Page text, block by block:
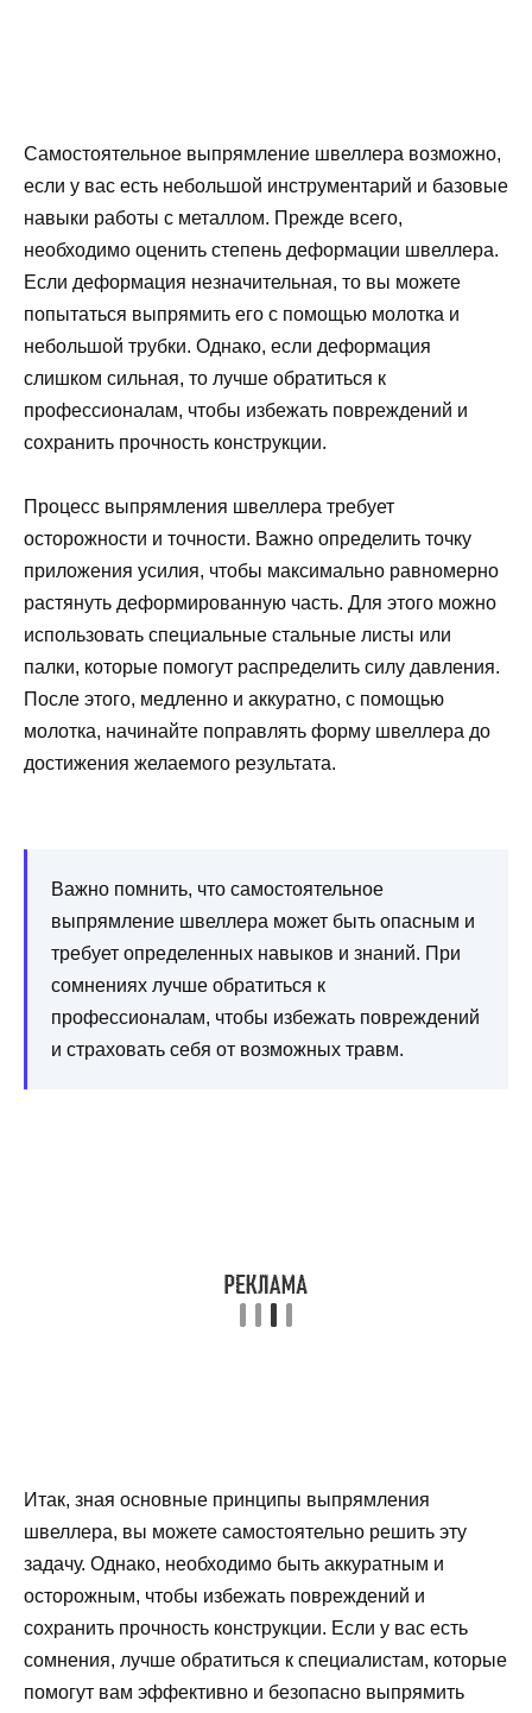
Самостоятельное выпрямление швеллера возможно,
если у вас есть небольшой инструментарий и базовые
навыки работы с металлом. Прежде всего,
необходимо оценить степень деформации швеллера.
Если деформация незначительная, то вы можете
попытаться выпрямить его с помощью молотка и
небольшой трубки. Однако, если деформация
слишком сильная, то лучше обратиться к
профессионалам, чтобы избежать повреждений и
сохранить прочность конструкции.
Процесс выпрямления швеллера требует
осторожности и точности. Важно определить точку
приложения усилия, чтобы максимально равномерно
растянуть деформированную часть. Для этого можно
использовать специальные стальные листы или
палки, которые помогут распределить силу давления.
После этого, медленно и аккуратно, с помощью
молотка, начинайте поправлять форму швеллера до
достижения желаемого результата.
Важно помнить, что самостоятельное
выпрямление швеллера может быть опасным и
требует определенных навыков и знаний. При
сомнениях лучше обратиться к
профессионалам, чтобы избежать повреждений
и страховать себя от возможных травм.
Итак, зная основные принципы выпрямления
швеллера, вы можете самостоятельно решить эту
задачу. Однако, необходимо быть аккуратным и
осторожным, чтобы избежать повреждений и
сохранить прочность конструкции. Если у вас есть
сомнения, лучше обратиться к специалистам, которые
помогут вам эффективно и безопасно выпрямить